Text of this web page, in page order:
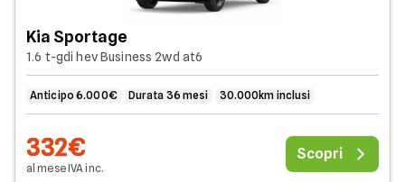
Kia Sportage
1.6 t-gdi hev Business 2wd at6
Anticipo 6.000€ Durata 36 mesi 30.000km inclusi
332€
al meseIVAinc.
Scopri